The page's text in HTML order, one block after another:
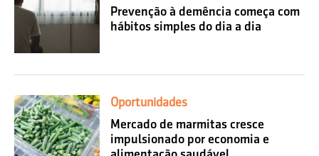
Prevenção à demência começa com
hábitos simples do dia a dia
Oportunidades
Mercado de marmitas cresce
impulsionado por economia e